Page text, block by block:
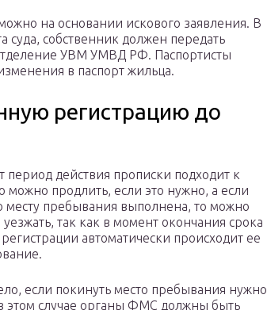
на основании искового заявления. В
суда, собственник должен передать
УВМ УМВД РФ. Паспортисты
в паспорт жильца.
регистрацию до
период действия прописки подходит к
можно продлить, если это нужно, а если
месту пребывания выполнена, то можно
так как в момент окончания срока
автоматически происходит ее
если покинуть место пребывания нужно
этом случае органы ФМС должны быть